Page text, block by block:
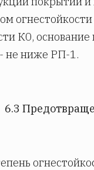
К0,
не ниже РП-1.
6.3